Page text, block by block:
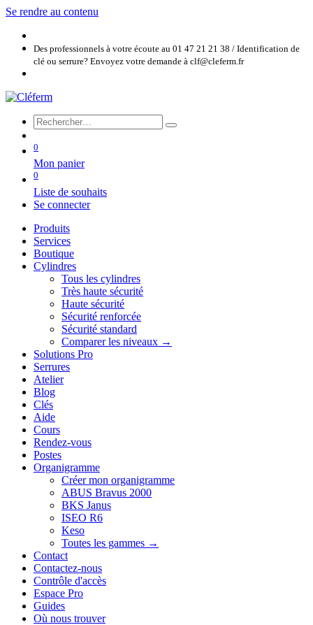
Se rendre au contenu
Des professionnels à votre écoute au 01 47 21 21 38 / Identification de
clé ou serrure? Envoyez votre demande à clf@cleferm.fr
0
Mon panier
0
Liste de souhaits
Se connecter
Produits
Services
Boutique
Cylindres
Tous les cylindres
Très haute sécurité
Haute sécurité
Sécurité renforcée
Sécurité standard
Comparer les niveaux →
Solutions Pro
Serrures
Atelier
Blog
Clés
Aide
Cours
Rendez-vous
Postes
Organigramme
Créer mon organigramme
ABUS Bravus 2000
BKS Janus
ISEO R6
Keso
Toutes les gammes →
Contact
Contactez-nous
Contrôle d'accès
Espace Pro
Guides
Où nous trouver